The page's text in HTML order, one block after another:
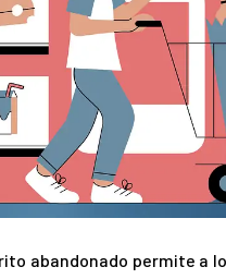
abandonado permite a